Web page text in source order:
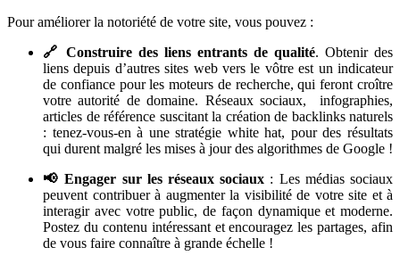
Pour améliorer la notoriété de votre site, vous pouvez :
🔗 Construire des liens entrants de qualité. Obtenir des
liens depuis d’autres sites web vers le vôtre est un indicateur
de confiance pour les moteurs de recherche, qui feront croître
votre autorité de domaine. Réseaux sociaux, infographies,
articles de référence suscitant la création de backlinks naturels
: tenez-vous-en à une stratégie white hat, pour des résultats
qui durent malgré les mises à jour des algorithmes de Google !
📢 Engager sur les réseaux sociaux : Les médias sociaux
peuvent contribuer à augmenter la visibilité de votre site et à
interagir avec votre public, de façon dynamique et moderne.
Postez du contenu intéressant et encouragez les partages, afin
de vous faire connaître à grande échelle !